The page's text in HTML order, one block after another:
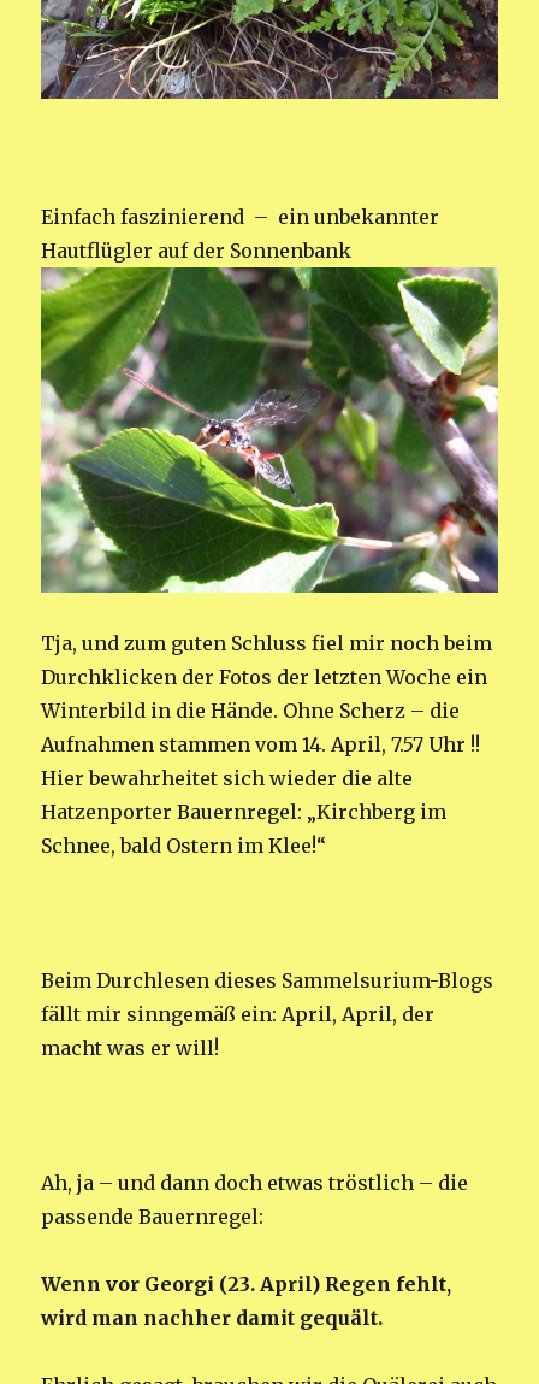
Einfach faszinierend – ein unbekannter
Hautflügler auf der Sonnenbank
Tja, und zum guten Schluss fiel mir noch beim
Durchklicken der Fotos der letzten Woche ein
Winterbild in die Hände. Ohne Scherz – die
Aufnahmen stammen vom 14. April, 7.57 Uhr !!
Hier bewahrheitet sich wieder die alte
Hatzenporter Bauernregel: „Kirchberg im
Schnee, bald Ostern im Klee!“
Beim Durchlesen dieses Sammelsurium-Blogs
fällt mir sinngemäß ein: April, April, der
macht was er will!
Ah, ja – und dann doch etwas tröstlich – die
passende Bauernregel:
Wenn vor Georgi (23. April) Regen fehlt,
wird man nachher damit gequält.